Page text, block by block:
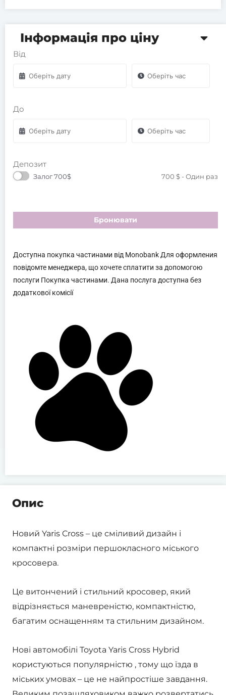
Інформація про ціну
Від
До
Депозит
Залог 700$ 700 $- Один раз
Бронювати
Доступна покупка частинами від Monobank Для оформления
повідомте менеджера, що хочете сплатити за допомогою
послуги Покупка частинами. Дана послуга доступна без
додаткової комісії
Опис
Новий Yaris Cross – це сміливий дизайн і
компактні розміри першокласного міського
кросовера.
Це витончений і стильний кросовер, який
відрізняється маневреністю, компактністю,
багатим оснащенням та стильним дизайном.
Нові автомобілі Toyota Yaris Cross Hybrid
користуються популярністю , тому що їзда в
міських умовах – це не найпростіше завдання.